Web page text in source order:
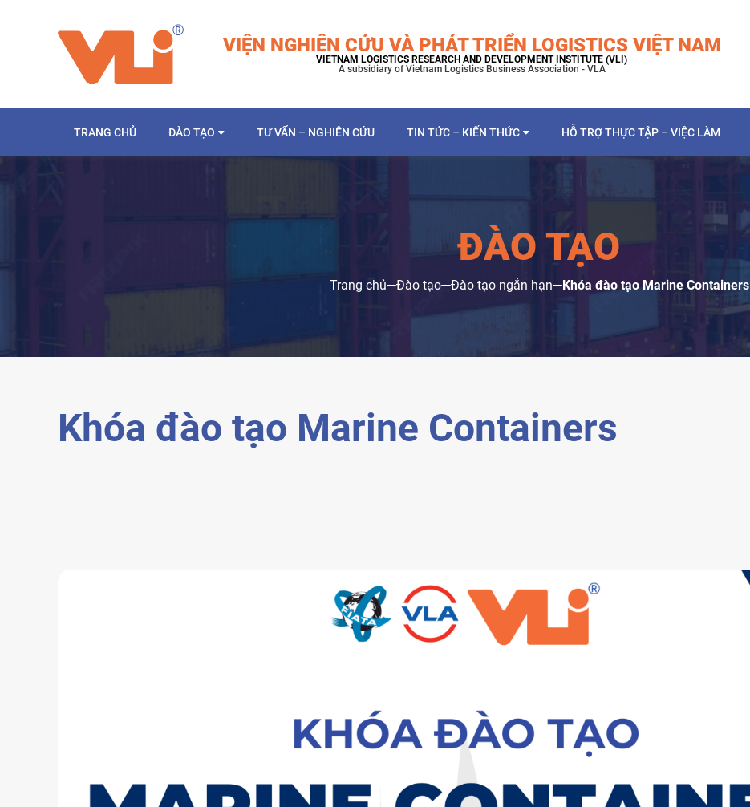
VIỆN NGHIÊN CỨU VÀ PHÁT TRIỂN LOGISTICS VIỆT NAM
VIETNAM LOGISTICS RESEARCH AND DEVELOPMENT INSTITUTE (VLI)
A subsidiary of Vietnam Logistics Business Association - VLA
TRANG CHỦ ĐÀO TẠO TƯ VẤN – NGHIÊN CỨU TIN TỨC – KIẾN THỨC HỖ TRỢ THỰC TẬP – VIỆC LÀM
ĐÀO TẠO
Trang chủ Đào tạo Đào tạo ngắn hạn Khóa đào tạo Marine Containers
Khóa đào tạo Marine Containers